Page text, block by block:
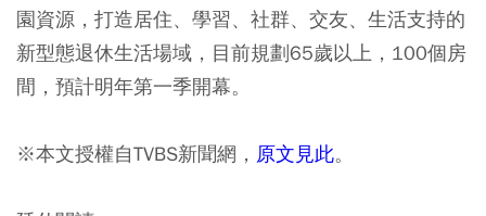
園資源，打造居住、學習、社群、交友、生活支持的
新型態退休生活場域，目前規劃65歲以上，100個房
間，預計明年第一季開幕。
※本文授權自TVBS新聞網， 原文見此。